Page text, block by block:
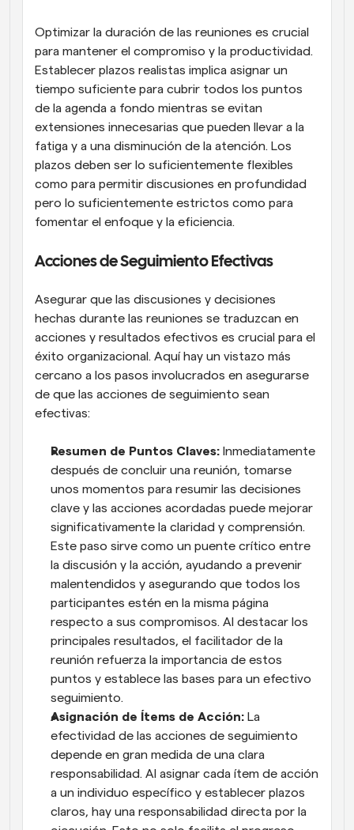
Optimizar la duración de las reuniones es crucial
para mantener el compromiso y la productividad.
Establecer plazos realistas implica asignar un
tiempo suficiente para cubrir todos los puntos
de la agenda a fondo mientras se evitan
extensiones innecesarias que pueden llevar a la
fatiga y a una disminución de la atención. Los
plazos deben ser lo suficientemente flexibles
como para permitir discusiones en profundidad
pero lo suficientemente estrictos como para
fomentar el enfoque y la eficiencia.
Acciones de Seguimiento Efectivas
Asegurar que las discusiones y decisiones
hechas durante las reuniones se traduzcan en
acciones y resultados efectivos es crucial para el
éxito organizacional. Aquí hay un vistazo más
cercano a los pasos involucrados en asegurarse
de que las acciones de seguimiento sean
efectivas:
Resumen de Puntos Claves: Inmediatamente
después de concluir una reunión, tomarse
unos momentos para resumir las decisiones
clave y las acciones acordadas puede mejorar
significativamente la claridad y comprensión.
Este paso sirve como un puente crítico entre
la discusión y la acción, ayudando a prevenir
malentendidos y asegurando que todos los
participantes estén en la misma página
respecto a sus compromisos. Al destacar los
principales resultados, el facilitador de la
reunión refuerza la importancia de estos
puntos y establece las bases para un efectivo
seguimiento.
Asignación de Ítems de Acción: La
efectividad de las acciones de seguimiento
depende en gran medida de una clara
responsabilidad. Al asignar cada ítem de acción
a un individuo específico y establecer plazos
claros, hay una responsabilidad directa por la